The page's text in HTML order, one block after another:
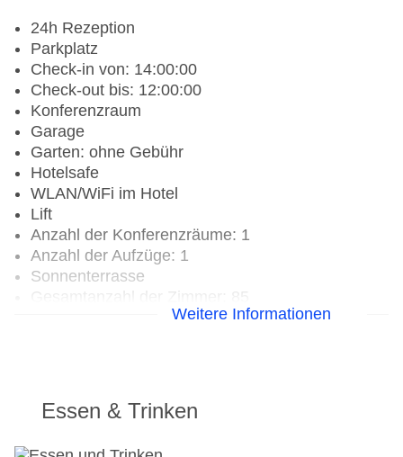
24h Rezeption
Parkplatz
Check-in von: 14:00:00
Check-out bis: 12:00:00
Konferenzraum
Garage
Garten: ohne Gebühr
Hotelsafe
WLAN/WiFi im Hotel
Lift
Anzahl der Konferenzräume: 1
Anzahl der Aufzüge: 1
Sonnenterrasse
Pools:Outdoor Pool, Sonnenschirme am Pool,
Weitere Informationen
Essen & Trinken